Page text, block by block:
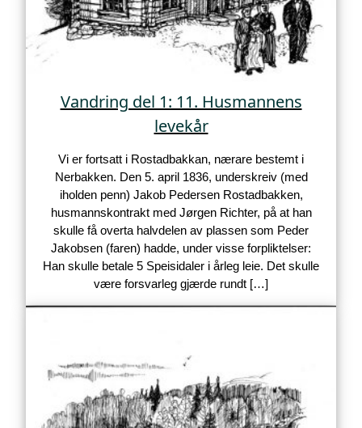
Vandring del 1: 11. Husmannens
levekår
Vi er fortsatt i Rostadbakkan, nærare bestemt i
Nerbakken. Den 5. april 1836, underskreiv (med
iholden penn) Jakob Pedersen Rostadbakken,
husmannskontrakt med Jørgen Richter, på at han
skulle få overta halvdelen av plassen som Peder
Jakobsen (faren) hadde, under visse forpliktelser:
Han skulle betale 5 Speisidaler i årleg leie. Det skulle
være forsvarleg gjærde rundt […]